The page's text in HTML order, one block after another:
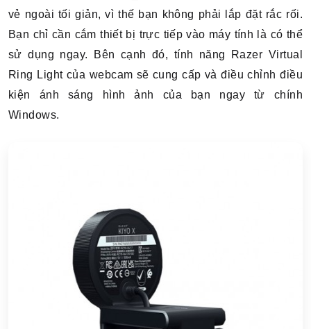
vẻ ngoài tối giản, vì thế bạn không phải lắp đặt rắc rối.
Bạn chỉ cần cắm thiết bị trực tiếp vào máy tính là có thể
sử dụng ngay. Bên cạnh đó, tính năng Razer Virtual
Ring Light của webcam sẽ cung cấp và điều chỉnh điều
kiện ánh sáng hình ảnh của bạn ngay từ chính
Windows.